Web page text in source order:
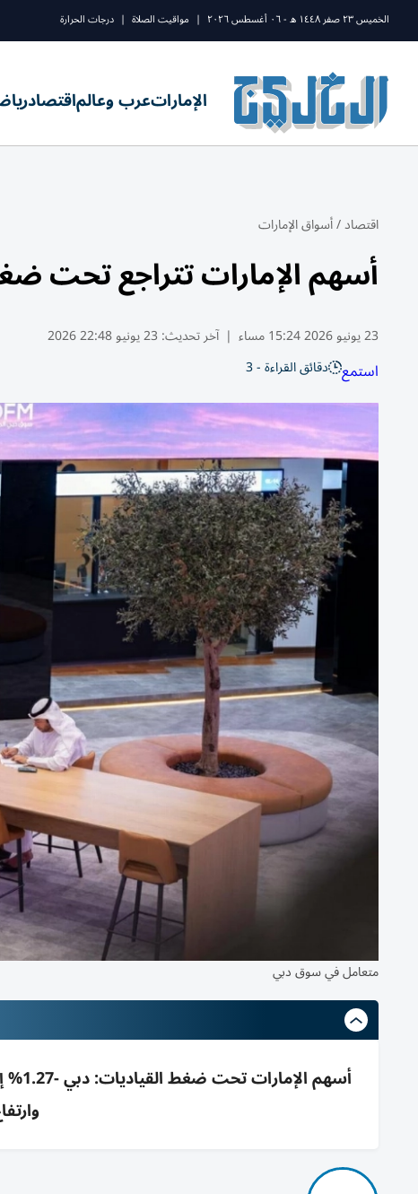
الخميس ٢٣ صفر ١٤٤٨ ه - ٠٦ أغسطس ٢٠٢٦ | مواقيت الصلاة | درجات الحرارة
الإماراتعرب وعالماقتصاد
اقتصاد/أسواق الإمارات
أسهم الإمارات تتراجع تحت
23 يونيو 2026 15:24 مساء | آخر تحديث: 23 يونيو 22:48 2026
استمع دقائق القراءة - 3
متعامل في سوق دبي